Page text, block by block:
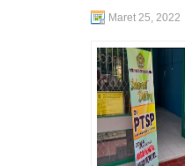
Maret 25, 2022